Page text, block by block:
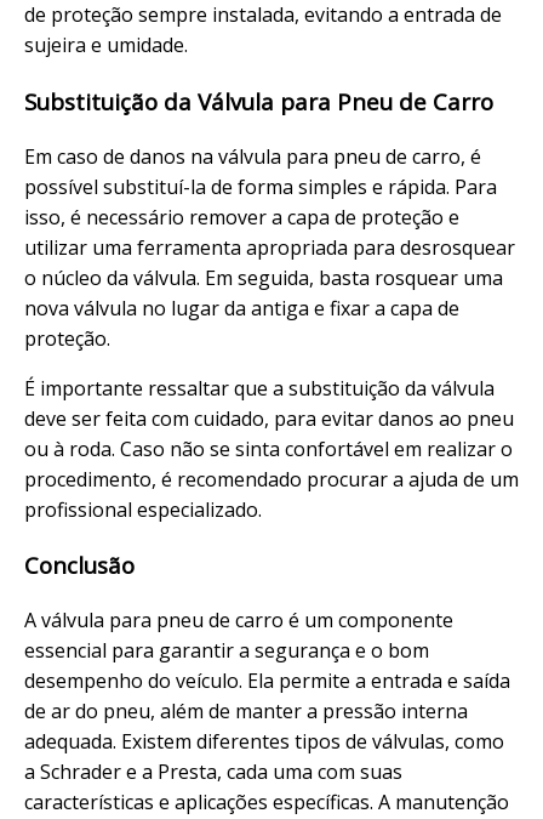
de proteção sempre instalada, evitando a entrada de
sujeira e umidade.
Substituição da Válvula para Pneu de Carro
Em caso de danos na válvula para pneu de carro, é
possível substituí-la de forma simples e rápida. Para
isso, é necessário remover a capa de proteção e
utilizar uma ferramenta apropriada para desrosquear
o núcleo da válvula. Em seguida, basta rosquear uma
nova válvula no lugar da antiga e fixar a capa de
proteção.
É importante ressaltar que a substituição da válvula
deve ser feita com cuidado, para evitar danos ao pneu
ou à roda. Caso não se sinta confortável em realizar o
procedimento, é recomendado procurar a ajuda de um
profissional especializado.
Conclusão
A válvula para pneu de carro é um componente
essencial para garantir a segurança e o bom
desempenho do veículo. Ela permite a entrada e saída
de ar do pneu, além de manter a pressão interna
adequada. Existem diferentes tipos de válvulas, como
a Schrader e a Presta, cada uma com suas
características e aplicações específicas. A manutenção